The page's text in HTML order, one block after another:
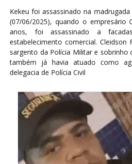
Kekeu foi assassinado na
(07/06/2025), quando o empresário
anos, foi assassinado a
estabelecimento comercial.
sargento da Polícia Militar e sobrinho
também já havia atuado como
delegacia de Polícia Civil